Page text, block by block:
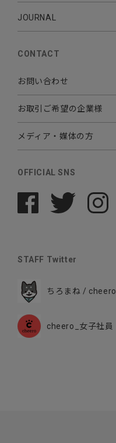
MOBILE
- 軟骨伝導式集音器
- OEM・ODM 開発
JOURNAL
CONTACT
お問い合わせ
お取引ご希望の企業様
メディア・媒体の方
OFFICIAL SNS
STAFF Twitter
ちろまね / cheero
cheero_女子社員